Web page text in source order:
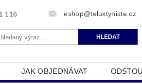
116 eshop@teluxtyniste.cz
JAK OBJEDNÁVAT